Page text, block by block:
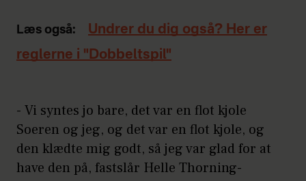
Læs også:
Undrer du dig også? Her er
reglerne i "Dobbeltspil"
- Vi syntes jo bare, det var en flot kjole
Soeren og jeg, og det var en flot kjole, og
den klædte mig godt, så jeg var glad for at
have den på, fastslår Helle Thorning-